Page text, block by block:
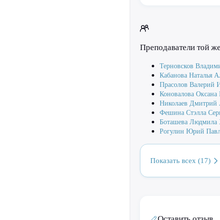
Преподаватели той
Терновсков
Кабанова Наталья
Прасолов Валерий
Коновалова
Николаев Дмитрий
Фешина Стэлла
Боташева Людмила
Рогулин Юрий
Показать всех (17)